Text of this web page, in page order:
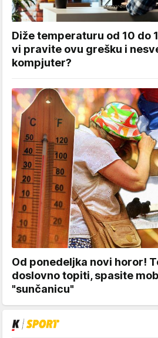
Diže temperaturu od 10 do
vi pravite ovu grešku i
kompjuter?
Od ponedeljka novi horor!
doslovno topiti, spasite
"sunčanicu"